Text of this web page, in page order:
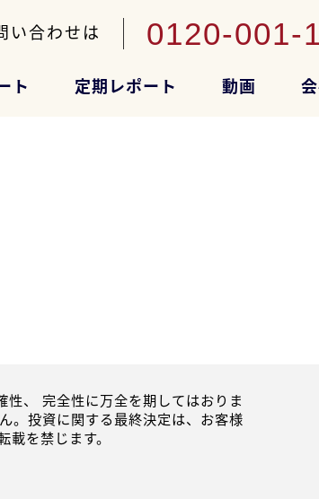
い合わせは 0120-001-
ト 定期レポート 動画
、 完全性に万全を期してはおりま
。投資に関する最終決定は、お客様
を禁じます。